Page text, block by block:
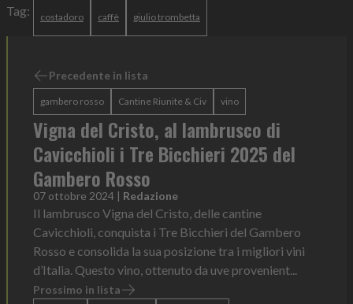
Tag: costadoro caffè giulio trombetta
Precedente in lista
gambero rosso Cantine Riunite & Civ vino
Vigna del Cristo, al lambrusco di
Cavicchioli i Tre Bicchieri 2025 del
Gambero Rosso
07 ottobre 2024 | Redazione
Il lambrusco Vigna del Cristo, delle cantine
Cavicchioli, conquista i Tre Bicchieri del Gambero
Rosso e consolida la sua posizione tra i migliori vini
d’Italia. Questo vino, ottenuto da uve provenient...
Prossimo in lista